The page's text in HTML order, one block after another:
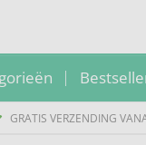
GRATIS VERZENDING